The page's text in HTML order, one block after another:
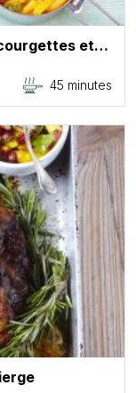
courgettes et…
45 minutes